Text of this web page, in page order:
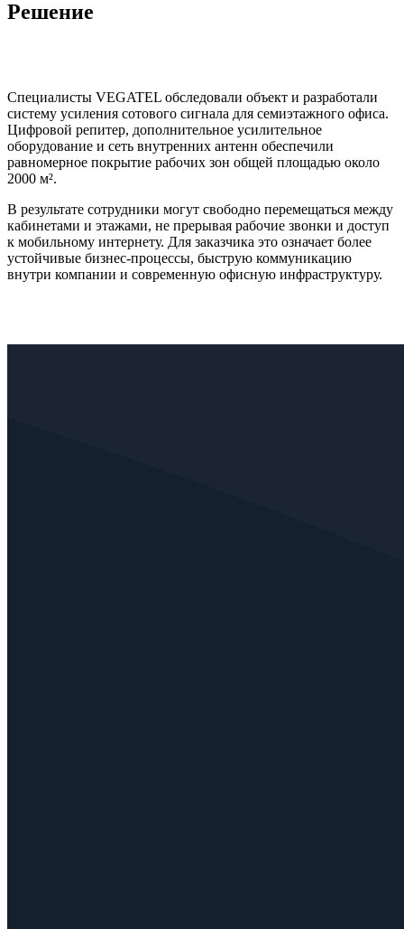
Решение
Специалисты VEGATEL обследовали объект и разработали
систему усиления сотового сигнала для семиэтажного офиса.
Цифровой репитер, дополнительное усилительное
оборудование и сеть внутренних антенн обеспечили
равномерное покрытие рабочих зон общей площадью около
2000 м².
В результате сотрудники могут свободно перемещаться между
кабинетами и этажами, не прерывая рабочие звонки и доступ
к мобильному интернету. Для заказчика это означает более
устойчивые бизнес-процессы, быструю коммуникацию
внутри компании и современную офисную инфраструктуру.